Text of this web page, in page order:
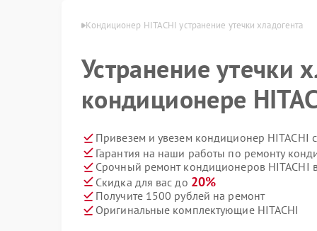
HITACHI в Москве Кондиционер HITACHI устранение утечки хладогента
Устранение утечки
кондиционере
Привезем и увезем кондиционер HITACHI
Гарантия на наши работы по ремонту
Срочный ремонт кондиционеров HITACHI
Скидка для вас до 20%
Получите 1500 рублей на ремонт
Оригинальные комплектующие HITACHI